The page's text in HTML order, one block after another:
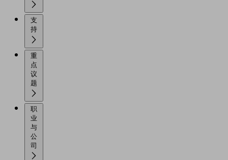
支
重
点
议
职
业
与
公